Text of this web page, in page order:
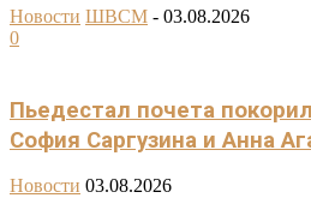
Новости ШВСМ - 03.08.2026
0
Пьедестал почета
София Саргузина и Анна
Новости 03.08.2026